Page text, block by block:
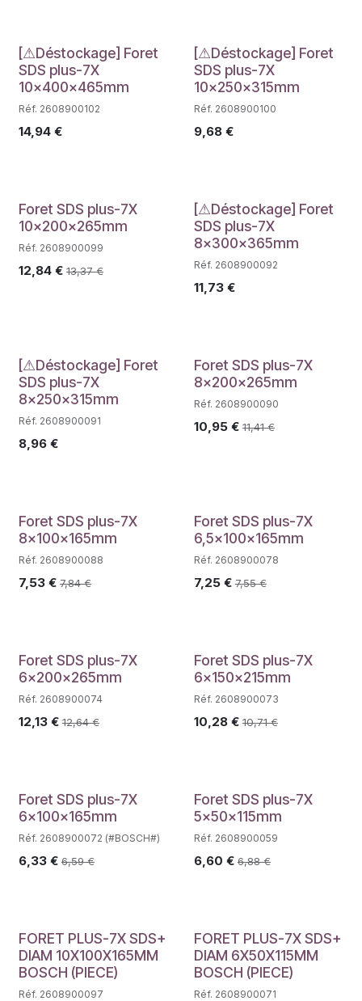
Déstockage
[⚠Déstockage] Foret
SDS plus-7X
10x400x465mm
Réf. 2608900102
14,94 €
Déstockage
[⚠Déstockage] Foret
SDS plus-7X
10x250x315mm
Réf. 2608900100
9,68€
Foret SDS plus-7X
10x200x265mm
Réf. 2608900099
12,84 € 13,37€
Déstockage
[⚠Déstockage] Foret
SDS plus-7X
8x300x365mm
Réf. 2608900092
11,73€
Déstockage
[⚠Déstockage] Foret
SDS plus-7X
8x250x315mm
Réf. 2608900091
8,96 €
Foret SDS plus-7X
8x200x265mm
Réf. 2608900090
10,95€ 11,41€
Foret SDS plus-7X
8x100x165mm
Réf. 2608900088
7,53 € 7,84€
Foret SDS plus-7X
6,5x100x165mm
Réf. 2608900078
7,25€ 7,55€
Foret SDS plus-7X
6x200x265mm
Réf. 2608900074
12,13 € 12,64€
Foret SDS plus-7X
6x150x215mm
Réf. 2608900073
10,28€ 10,71€
Foret SDS plus-7X
6x100x165mm
Réf. 2608900072 (#BOSCH#)
6,33 € 6,59€
Foret SDS plus-7X
5x50x115mm
Réf. 2608900059
6,60 € 6,88€
FORET PLUS-7X SDS+
DIAM 10X100X165MM
BOSCH (PIECE)
Réf. 2608900097
FORET PLUS-7X SDS+
DIAM 6X50X115MM
BOSCH (PIECE)
Réf. 2608900071